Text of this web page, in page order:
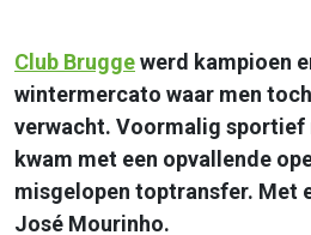
Club Bruggewerd kampioen
wintermercato waar men
verwacht. Voormalig sportief
kwam met een opvallende
misgelopen toptransfer. Met
José Mourinho.